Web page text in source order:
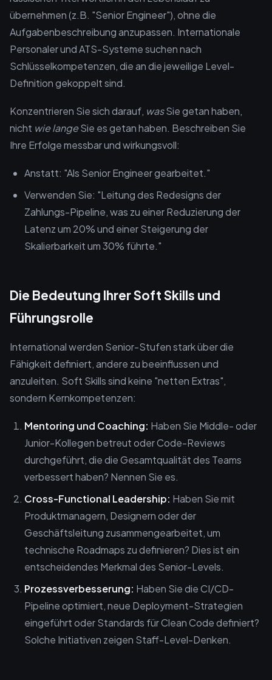
übernehmen (z.B. "Senior Engineer"), ohne die
Aufgabenbeschreibung anzupassen. Internationale
Personaler und ATS-Systeme suchen nach
Schlüsselkompetenzen, die an die jeweilige Level-
Definition gekoppelt sind.
Konzentrieren Sie sich darauf, wasSie getan haben,
nicht wie langeSie es getan haben. Beschreiben Sie
Ihre Erfolge messbar und wirkungsvoll:
Anstatt: "Als Senior Engineer gearbeitet."
Verwenden Sie: "Leitung des Redesigns der
Zahlungs-Pipeline, was zu einer Reduzierung der
Latenz um 20% und einer Steigerung der
Skalierbarkeit um 30% führte."
Die Bedeutung Ihrer Soft Skills und
Führungsrolle
International werden Senior-Stufen stark über die
Fähigkeit definiert, andere zu beeinflussen und
anzuleiten. Soft Skills sind keine "netten Extras",
sondern Kernkompetenzen:
Mentoring und Coaching: Haben Sie Middle- oder
Junior-Kollegen betreut oder Code-Reviews
durchgeführt, die die Gesamtqualität des Teams
verbessert haben? Nennen Sie es.
Cross-Functional Leadership: Haben Sie mit
Produktmanagern, Designern oder der
Geschäftsleitung zusammengearbeitet, um
technische Roadmaps zu definieren? Dies ist ein
entscheidendes Merkmal des Senior-Levels.
Prozessverbesserung: Haben Sie die CI/CD-
Pipeline optimiert, neue Deployment-Strategien
eingeführt oder Standards für Clean Code definiert?
Solche Initiativen zeigen Staff-Level-Denken.